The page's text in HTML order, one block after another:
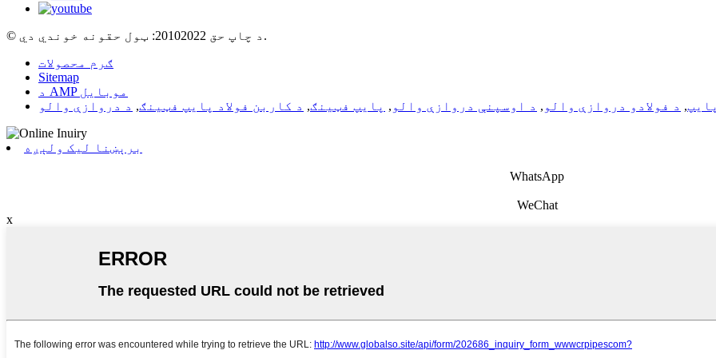
© د چاپ حق 20102022: ټول حقونه خوندي دي.
ګرم محصولات
Sitemap
د AMP موبایل
, د فولادو دروازې والو , د اوسپنې دروازې والو , پایپ فټینګ, د کاربن فولاد پایپ فټینګ, د دروازې والو
برېښنا لیک ولېږه
WhatsApp
WeChat
x